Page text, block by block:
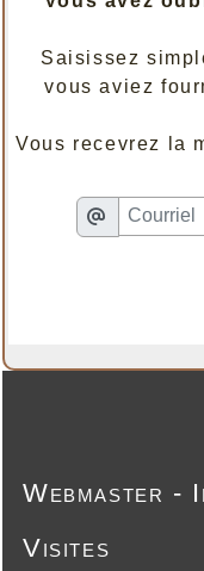
Saisissez
vous aviez
Vous recevrez la
Webmaster -
Visites